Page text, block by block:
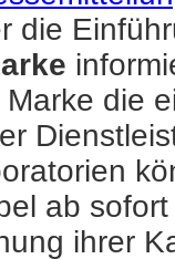
die
die
ab
ihrer